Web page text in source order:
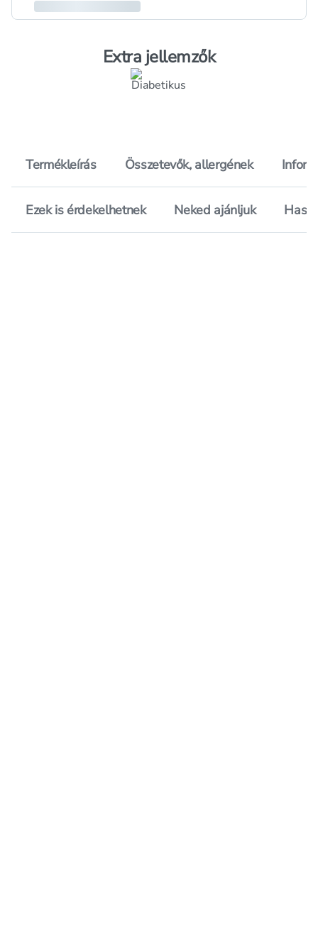
Extra jellemzők
Termékleírás Összetevők, allergének
Ezek is érdekelhetnek Neked ajánljuk